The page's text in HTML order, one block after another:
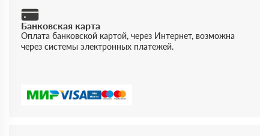
Банковская карта
Оплата банковской картой, через Интернет, возможна
через системы электронных платежей.